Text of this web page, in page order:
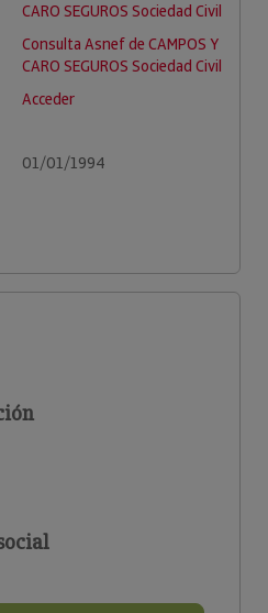
CARO SEGUROS Sociedad Civil
Consulta Asnef de CAMPOS Y
CARO SEGUROS Sociedad Civil
Acceder
01/01/1994